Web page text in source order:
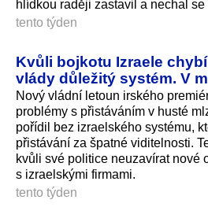
hlídkou raději zastavil a nechal se
tento týden
Kvůli bojkotu Izraele
vlády důležitý systém. V
Nový vládní letoun irského
problémy s přistáváním v husté
pořídil bez izraelského systému,
přistávání za špatné viditelnosti.
kvůli své politice neuzavírat nové
s izraelskými firmami.
tento týden